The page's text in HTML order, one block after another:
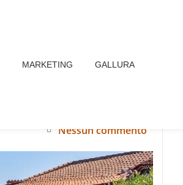
MARKETING GALLURA
Nessun commento